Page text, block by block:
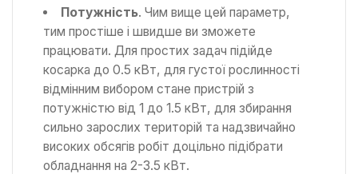
Потужність. Чим вище цей параметр,
тим простіше і швидше ви зможете
працювати. Для простих задач підійде
косарка до 0.5 кВт, для густої рослинності
відмінним вибором стане пристрій з
потужністю від 1 до 1.5 кВт, для збирання
сильно зарослих територій та надзвичайно
високих обсягів робіт доцільно підібрати
обладнання на 2-3.5 кВт.